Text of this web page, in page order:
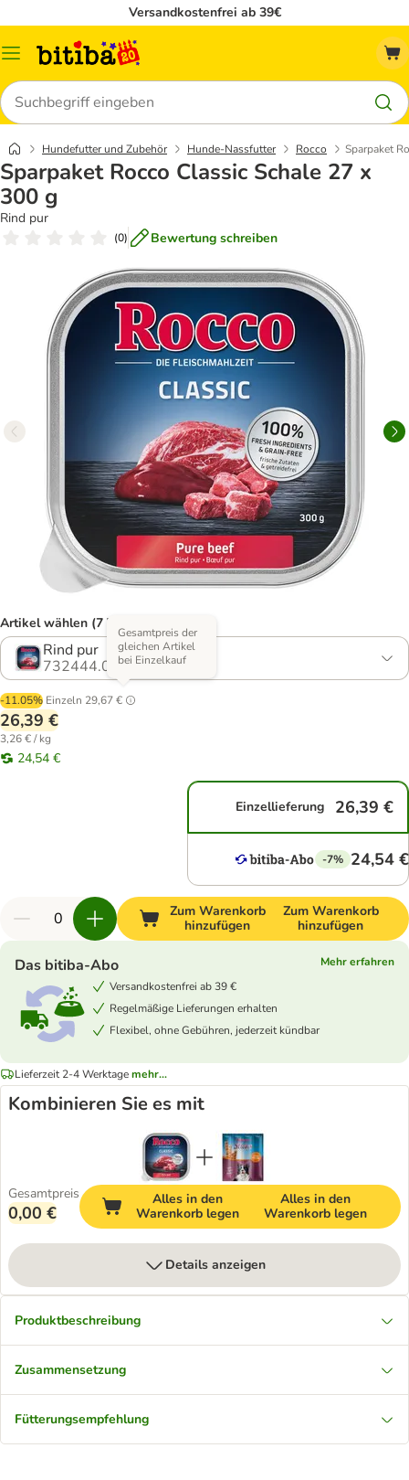
Versandkostenfrei ab 39€
Menü
Suchen
Hundefutter und Zubehör Hunde-Nassfutter Rocco Sparpaket
Sparpaket Rocco Classic Schale 27 x
300 g
Rind pur
(0) Bewertung schreiben
Artikel wählen (7 Varianten)
Rind pur
732444.0
-11.05% Einzeln 29,67 €
Gesamtpreis der
gleichen Artikel
bei Einzelkauf
26,39 €
3,26 € / kg
24,54 €
Einzellieferung 26,39 €
-7% 24,54 €
Zum Warenkorb
hinzufügen
Zum Warenkorb
hinzufügen
Das bitiba-Abo
Mehr erfahren
Versandkostenfrei ab 39 €
Regelmäßige Lieferungen erhalten
Flexibel, ohne Gebühren, jederzeit kündbar
Lieferzeit 2-4 Werktagemehr...
Kombinieren Sie es mit
Gesamtpreis
0,00 €
Alles in den
Warenkorb legen
Alles in den
Warenkorb legen
Details anzeigen
Produktbeschreibung
Zusammensetzung
Fütterungsempfehlung